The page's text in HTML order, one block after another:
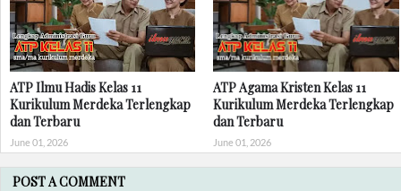
ATP Ilmu Hadis Kelas 11
Kurikulum Merdeka Terlengkap
dan Terbaru
June 01, 2026
ATP Agama Kristen Kelas 11
Kurikulum Merdeka Terlengkap
dan Terbaru
June 01, 2026
POST A COMMENT